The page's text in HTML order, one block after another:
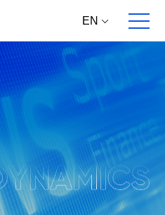
EN
产品中心
核心原料
成品方案
集团动态
新资讯
新产品